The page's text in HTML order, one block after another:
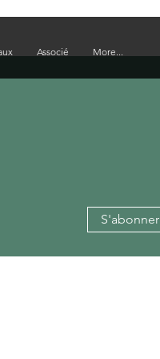
Associé More...
S'abonner